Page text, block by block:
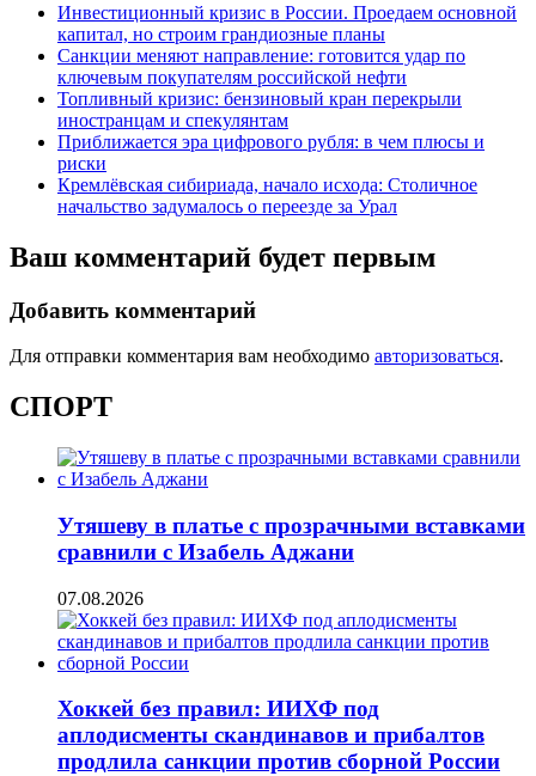
Инвестиционный кризис в России. Проедаем основной
капитал, но строим грандиозные планы
Санкции меняют направление: готовится удар по
ключевым покупателям российской нефти
Топливный кризис: бензиновый кран перекрыли
иностранцам и спекулянтам
Приближается эра цифрового рубля: в чем плюсы и
риски
Кремлёвская сибириада, начало исхода: Столичное
начальство задумалось о переезде за Урал
Ваш комментарий будет первым
Добавить комментарий
Для отправки комментария вам необходимо авторизоваться.
СПОРТ
Утяшеву в платье с прозрачными вставками
сравнили с Изабель Аджани
07.08.2026
Хоккей без правил: ИИХФ под
аплодисменты скандинавов и прибалтов
продлила санкции против сборной России